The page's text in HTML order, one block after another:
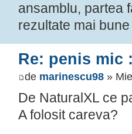
ansamblu, partea
rezultate mai
Re: penis mic
de marinescu98 »
De NaturalXL ce
A folosit careva?